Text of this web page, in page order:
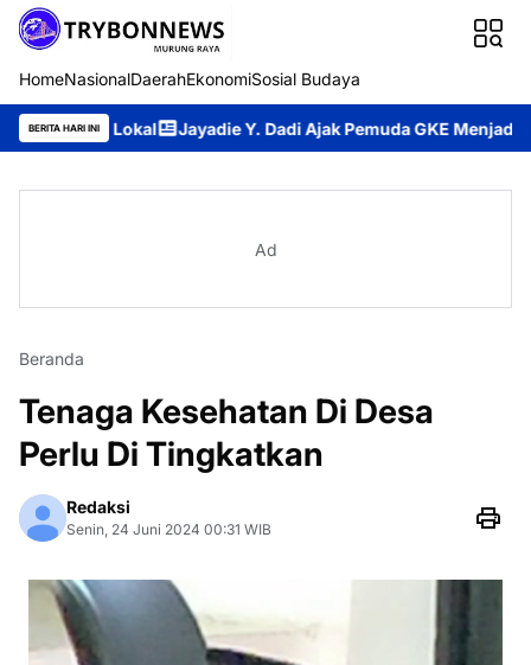
HomeNasionalDaerahEkonomiSosial Budaya
BERITA HARI INI
Lokal Jayadie Y. Dadi Ajak Pemuda GKE Menjadi Generasi
Ad
Beranda
Tenaga Kesehatan Di Desa
Perlu Di Tingkatkan
Redaksi
Senin, 24 Juni 2024 00:31 WIB